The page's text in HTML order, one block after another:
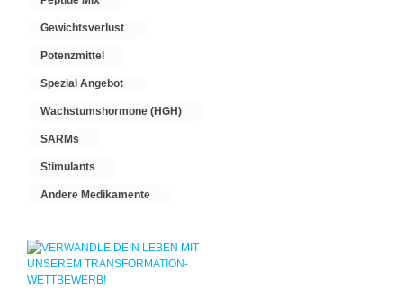
Gewichtsverlust
Potenzmittel
Spezial Angebot
Wachstumshormone (HGH)
SARMs
Stimulants
Andere Medikamente